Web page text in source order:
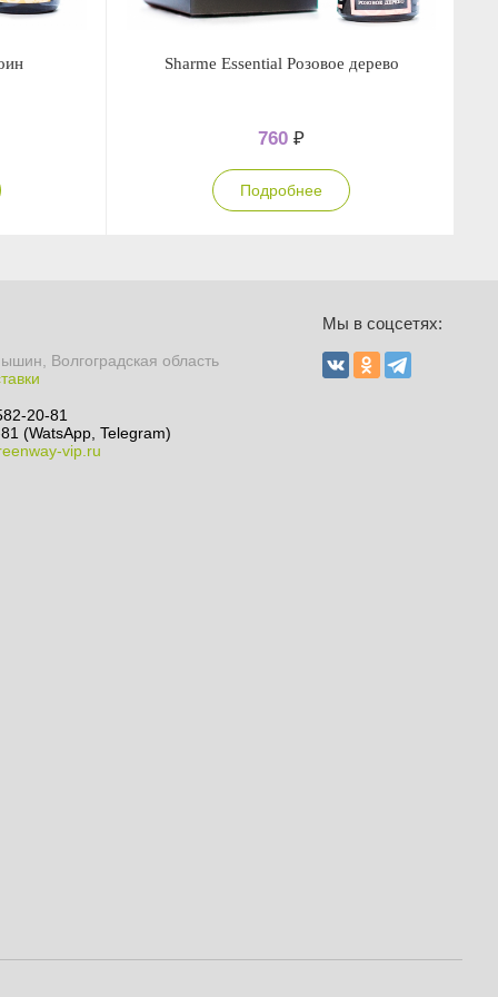
Sharme Essential Розовое дерево
760 ₽
Подробнее
Волгоградская область
20-81
(WatsApp, Telegram)
vip.ru
Мы в соцсетях: